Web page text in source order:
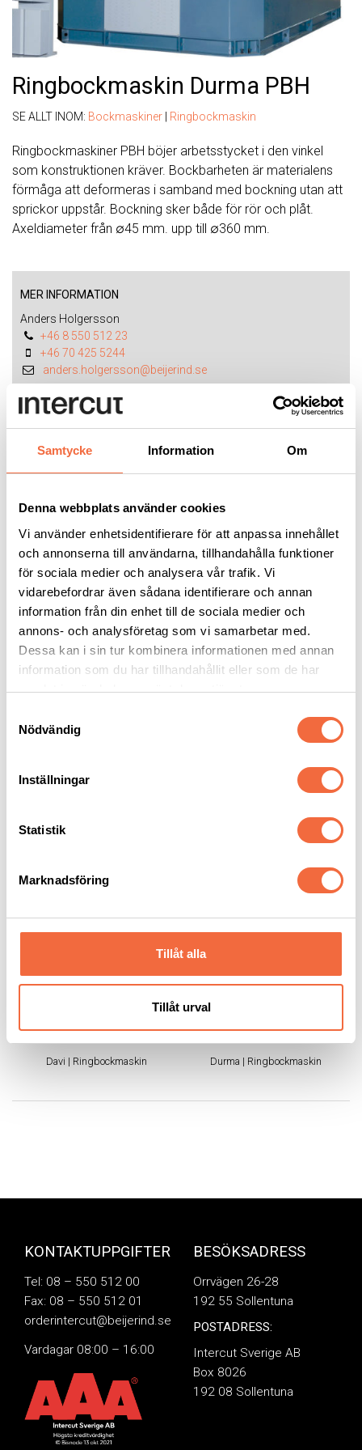
Samtycke Information Om
Denna webbplats använder cookies
Vi använder enhetsidentifierare för att anpassa innehållet
och annonserna till användarna, tillhandahålla funktioner
för sociala medier och analysera vår trafik. Vi
vidarebefordrar även sådana identifierare och annan
information från din enhet till de sociala medier och
annons- och analysföretag som vi samarbetar med.
Dessa kan i sin tur kombinera informationen med annan
information som du har tillhandahållit eller som de har
samlat in när du har använt deras tjänster.
Nödvändig
Inställningar
Statistik
Marknadsföring
Tillåt alla
Tillåt urval
Ringbockmaskin Durma PBH
SE ALLT INOM: Bockmaskiner | Ringbockmaskin
Ringbockmaskiner PBH böjer arbetsstycket i den vinkel
som konstruktionen kräver. Bockbarheten är materialens
förmåga att deformeras i samband med bockning utan att
sprickor uppstår. Bockning sker både för rör och plåt.
Axeldiameter från ∅45 mm. upp till ∅360 mm.
MER INFORMATION
Anders Holgersson
+46 8 550 512 23
+46 70 425 5244
anders.holgersson@beijerind.se
Ladda ner:
Teknisk data ringbockmaskin
Kontakta Anders Holgersson för mer information:
anders.holgersson@intercut.se
RELATERADE PRODUKTER
Ringbockmaskin Davi
Davi | Ringbockmaskin Durma | Ringbockmaskin
KONTAKTUPPGIFTER
Tel: 08 – 550 512 00
Fax: 08 – 550 512 01
orderintercut@beijerind.se
Vardagar 08:00 – 16:00
BESÖKSADRESS
Orrvägen 26-28
192 55 Sollentuna
POSTADRESS:
Intercut Sverige AB
Box 8026
192 08 Sollentuna